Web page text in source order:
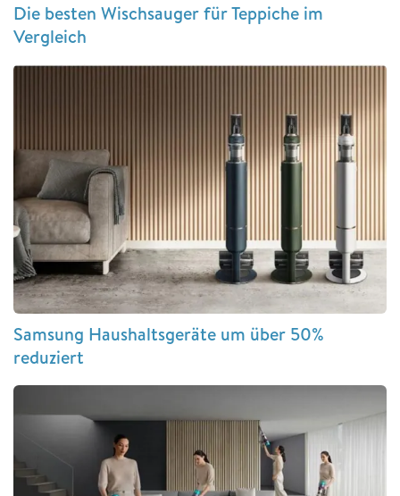
Die besten Wischsauger für Teppiche im
Vergleich
Samsung Haushaltsgeräte um über 50%
reduziert